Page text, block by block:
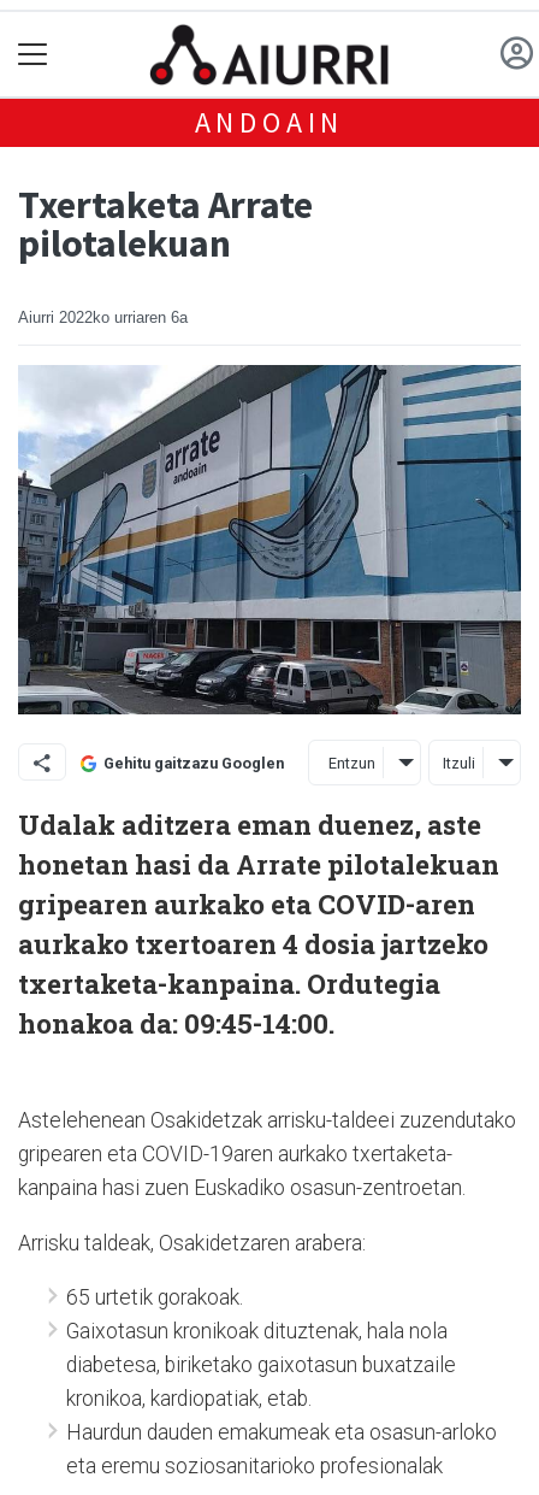
ANDOAIN
Txertaketa Arrate
pilotalekuan
Aiurri 2022ko urriaren 6a
Gehitu gaitzazu Googlen Entzun Itzuli
Udalak aditzera eman duenez, aste
honetan hasi da Arrate pilotalekuan
gripearen aurkako eta COVID-aren
aurkako txertoaren 4 dosia jartzeko
txertaketa-kanpaina. Ordutegia
honakoa da: 09:45-14:00.
Astelehenean Osakidetzak arrisku-taldeei zuzendutako
gripearen eta COVID-19aren aurkako txertaketa-
kanpaina hasi zuen Euskadiko osasun-zentroetan.
Arrisku taldeak, Osakidetzaren arabera:
65 urtetik gorakoak.
Gaixotasun kronikoak dituztenak, hala nola
diabetesa, biriketako gaixotasun buxatzaile
kronikoa, kardiopatiak, etab.
Haurdun dauden emakumeak eta osasun-arloko
eta eremu soziosanitarioko profesionalak